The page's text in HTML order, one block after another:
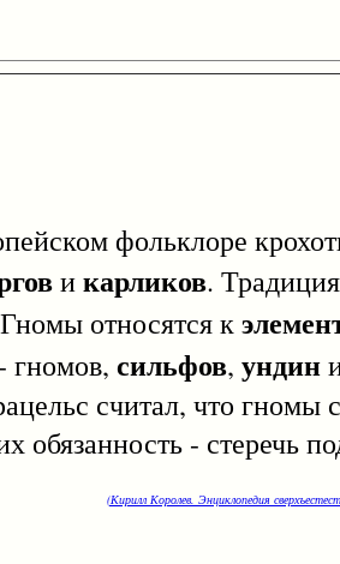
фольклоре
икарликов.
относятся к
гномов, сильфов, ундин
считал, что гномы
обязанность - стеречь
(Кирилл Королев. Энциклопедия